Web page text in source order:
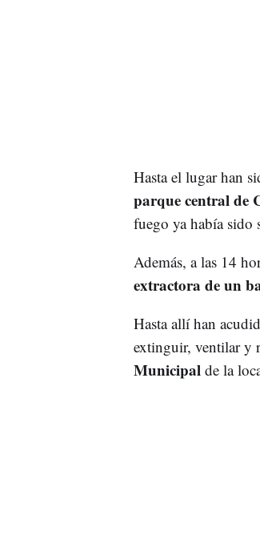
Hasta el lugar han
parque central de
fuego ya había sido
Además, a las 14
extractora de un
Hasta allí han
extinguir, ventilar y
Municipal de la